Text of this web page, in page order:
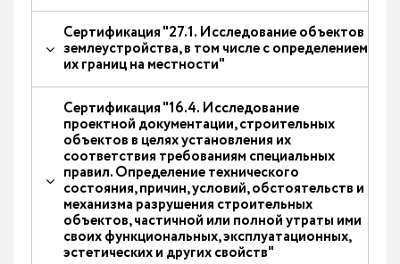
Сертификация "27.1. Исследование объектов
землеустройства, в том числе с определением
их границ на местности"
Сертификация "16.4. Исследование
проектной документации, строительных
объектов в целях установления их
соответствия требованиям специальных
правил. Определение технического
состояния, причин, условий, обстоятельств и
механизма разрушения строительных
объектов, частичной или полной утраты ими
своих функциональных, эксплуатационных,
эстетических и других свойств"